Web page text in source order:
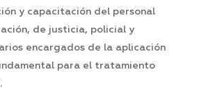
y capacitación del personal
de justicia, policial y
encargados de la aplicación
para el tratamiento